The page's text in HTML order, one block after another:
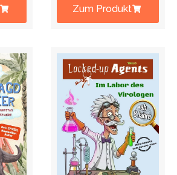
Zum Produkt